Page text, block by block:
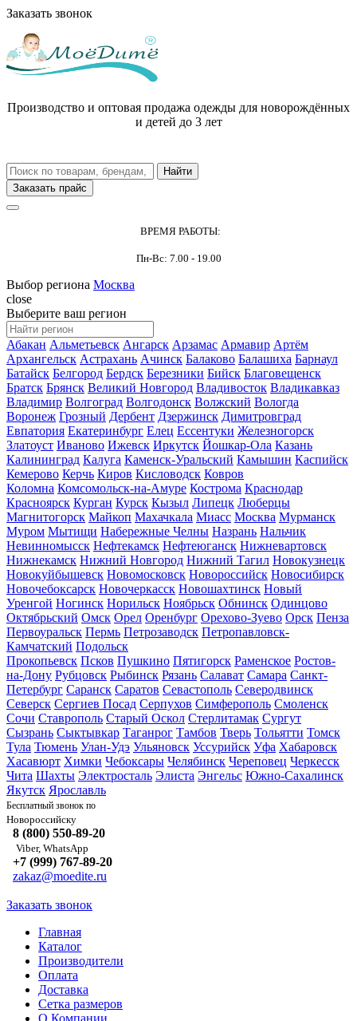
Заказать звонок
Производство и оптовая продажа одежды для новорождённых
и детей до 3 лет
Заказать прайс
ВРЕМЯ РАБОТЫ:
Пн-Вс: 7.00 - 19.00
Выбор региона Москва
close
Выберите ваш регион
Абакан Альметьевск Ангарск Арзамас Армавир Артём
Архангельск Астрахань Ачинск Балаково Балашиха Барнаул
Батайск Белгород Бердск Березники Бийск Благовещенск
Братск Брянск Великий Новгород Владивосток Владикавказ
Владимир Волгоград Волгодонск Волжский Вологда
Воронеж Грозный Дербент Дзержинск Димитровград
Евпатория Екатеринбург Елец Ессентуки Железногорск
Златоуст Иваново Ижевск Иркутск Йошкар-Ола Казань
Калининград Калуга Каменск-Уральский Камышин Каспийск
Кемерово Керчь Киров Кисловодск Ковров
Коломна Комсомольск-на-Амуре Кострома Краснодар
Красноярск Курган Курск Кызыл Липецк Люберцы
Магнитогорск Майкоп Махачкала Миасс Москва Мурманск
Муром Мытищи Набережные Челны Назрань Нальчик
Невинномысск Нефтекамск Нефтеюганск Нижневартовск
Нижнекамск Нижний Новгород Нижний Тагил Новокузнецк
Новокуйбышевск Новомосковск Новороссийск Новосибирск
Новочебоксарск Новочеркасск Новошахтинск Новый
Уренгой Ногинск Норильск Ноябрьск Обнинск Одинцово
Октябрьский Омск Орел Оренбург Орехово-Зуево Орск Пенза
Первоуральск Пермь Петрозаводск Петропавловск-
Камчатский Подольск
Прокопьевск Псков Пушкино Пятигорск Раменское Ростов-
на-Дону Рубцовск Рыбинск Рязань Салават Самара Санкт-
Петербург Саранск Саратов Севастополь Северодвинск
Северск Сергиев Посад Серпухов Симферополь Смоленск
Сочи Ставрополь Старый Оскол Стерлитамак Сургут
Сызрань Сыктывкар Таганрог Тамбов Тверь Тольятти Томск
Тула Тюмень Улан-Удэ Ульяновск Уссурийск Уфа Хабаровск
Хасавюрт Химки Чебоксары Челябинск Череповец Черкесск
Чита Шахты Электросталь Элиста Энгельс Южно-Сахалинск
Якутск Ярославль
Бесплатный звонок по
Новороссийску
8 (800) 550-89-20
Viber, WhatsApp
+7 (999) 767-89-20
zakaz@moedite.ru
Заказать звонок
Главная
Каталог
Производители
Оплата
Доставка
Сетка размеров
О Компании